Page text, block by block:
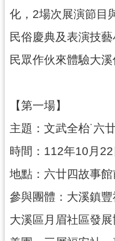
h
隱
私
權
站
全
策
政
府
網
站
化，2場次展演節目
民俗慶典及表演技
民眾作伙來體驗大溪
【第一場】
主題：文武全枱˙六
時間：112年10月
地點：六廿四故事
參與團體：大溪鎮豐
大溪區月眉社區發